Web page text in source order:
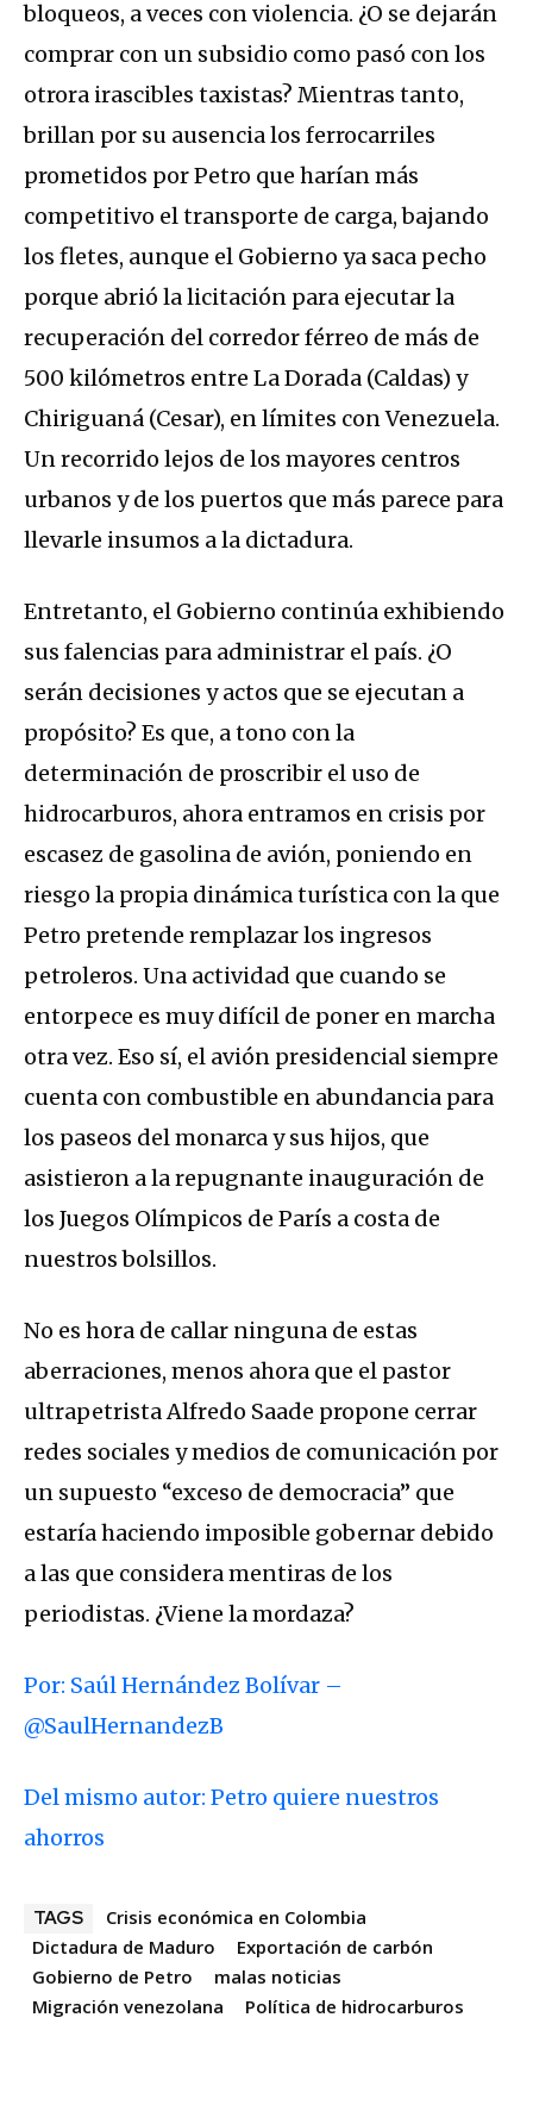
bloqueos, a veces con violencia. ¿O se dejarán
comprar con un subsidio como pasó con los
otrora irascibles taxistas? Mientras tanto,
brillan por su ausencia los ferrocarriles
prometidos por Petro que harían más
competitivo el transporte de carga, bajando
los fletes, aunque el Gobierno ya saca pecho
porque abrió la licitación para ejecutar la
recuperación del corredor férreo de más de
500 kilómetros entre La Dorada (Caldas) y
Chiriguaná (Cesar), en límites con Venezuela.
Un recorrido lejos de los mayores centros
urbanos y de los puertos que más parece para
llevarle insumos a la dictadura.
Entretanto, el Gobierno continúa exhibiendo
sus falencias para administrar el país. ¿O
serán decisiones y actos que se ejecutan a
propósito? Es que, a tono con la
determinación de proscribir el uso de
hidrocarburos, ahora entramos en crisis por
escasez de gasolina de avión, poniendo en
riesgo la propia dinámica turística con la que
Petro pretende remplazar los ingresos
petroleros. Una actividad que cuando se
entorpece es muy difícil de poner en marcha
otra vez. Eso sí, el avión presidencial siempre
cuenta con combustible en abundancia para
los paseos del monarca y sus hijos, que
asistieron a la repugnante inauguración de
los Juegos Olímpicos de París a costa de
nuestros bolsillos.
No es hora de callar ninguna de estas
aberraciones, menos ahora que el pastor
ultrapetrista Alfredo Saade propone cerrar
redes sociales y medios de comunicación por
un supuesto “exceso de democracia” que
estaría haciendo imposible gobernar debido
a las que considera mentiras de los
periodistas. ¿Viene la mordaza?
Por: Saúl Hernández Bolívar –
@SaulHernandezB
Del mismo autor: Petro quiere nuestros
ahorros
TAGS
Crisis económica en Colombia
Dictadura de Maduro
Exportación de carbón
Gobierno de Petro
malas noticias
Migración venezolana
Política de hidrocarburos